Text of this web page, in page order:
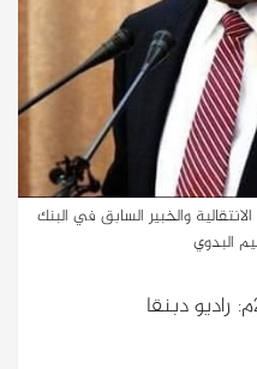
والخبير السابق في البنك
البدوي